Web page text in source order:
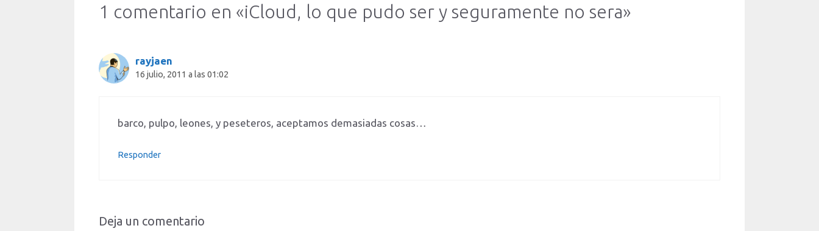
1 comentario en «iCloud, lo que pudo ser y seguramente no sera»
rayjaen
16 julio, 2011 a las 01:02
barco, pulpo, leones, y peseteros, aceptamos demasiadas cosas…
Responder
Deja un comentario